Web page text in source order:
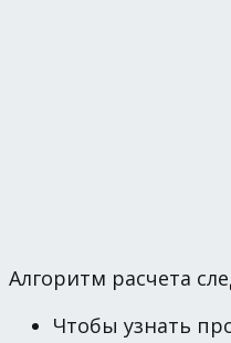
Алгоритм расчета
Чтобы узнать